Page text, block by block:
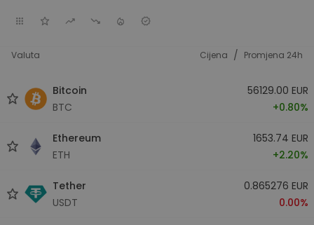
Valuta Cijena / Promjena 24h
Bitcoin
BTC
56129.00 EUR
+0.80%
Ethereum
ETH
1653.74 EUR
+2.20%
Tether
USDT
0.865276 EUR
0.00%